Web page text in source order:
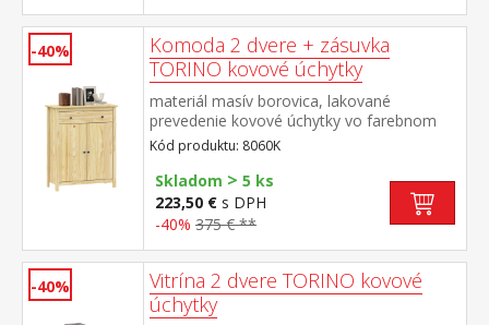
-40%
Komoda 2 dvere + zásuvka
TORINO kovové úchytky
materiál masív borovica, lakované
prevedenie kovové úchytky vo farebnom
prevedení černená mosadz 1 zásuvka s
kovovými pojazdmi, 2 dvere, 1 polica
maximálne nosnosti uvedené v návode na
montáž
Kód produktu: 8060K
Skladom > 5 ks
223,50 € s DPH
-40% 375 € **
-40%
Vitrína 2 dvere TORINO kovové
úchytky